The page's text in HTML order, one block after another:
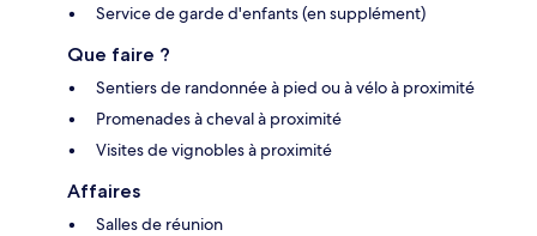
Service de garde d'enfants (en supplément)
Que faire ?
Sentiers de randonnée à pied ou à vélo à proximité
Promenades à cheval à proximité
Visites de vignobles à proximité
Affaires
Salles de réunion